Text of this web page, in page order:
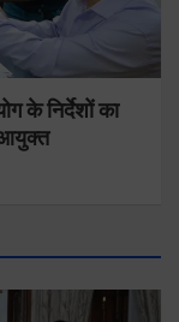
के निर्देशों का
आयुक्त